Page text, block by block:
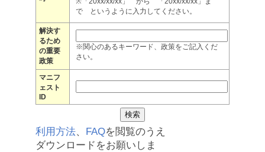
で というように入力してください。
解決す
るため
の重要
政策
※関心のあるキーワード、政策をご記入くだ
さい。
マニフ
ェスト
ID
利用方法、 FAQを閲覧のうえ
ダウンロードをお願いしま